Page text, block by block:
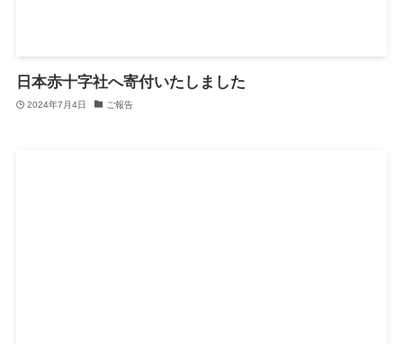
日本赤十字社へ寄付いたしました
2024年7月4日 ご報告